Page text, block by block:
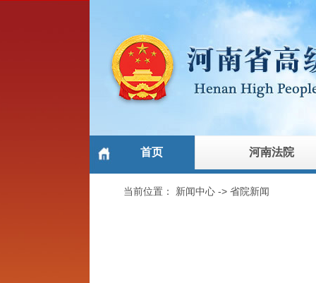
首页 河南法院
当前位置： 新闻中心 ->省院新闻